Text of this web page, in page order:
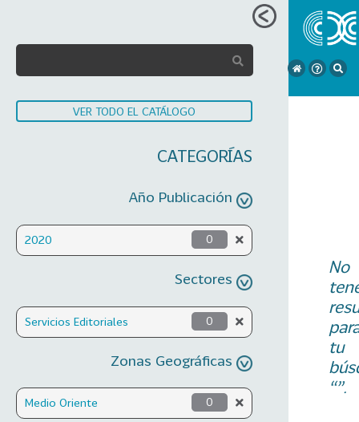
VER TODO EL CATÁLOGO
CATEGORÍAS
Año Publicación
2020 0
Sectores
Servicios Editoriales 0
Zonas Geográficas
Medio Oriente 0
No
tu
“”.